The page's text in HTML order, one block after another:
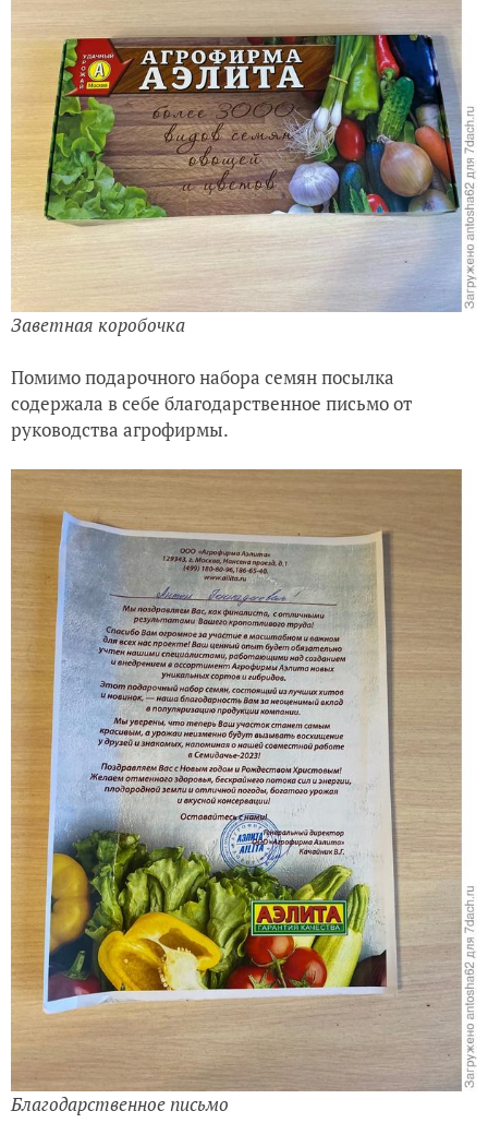
Заветная коробочка
Помимо подарочного набора семян посылка
содержала в себе благодарственное письмо от
руководства агрофирмы.
Благодарственное письмо